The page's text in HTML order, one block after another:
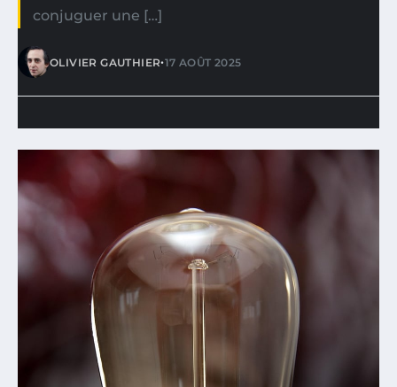
conjuguer une […]
OLIVIER GAUTHIER•17 AOÛT 2025